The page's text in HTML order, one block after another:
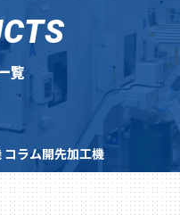
覧
コラム開先加工機